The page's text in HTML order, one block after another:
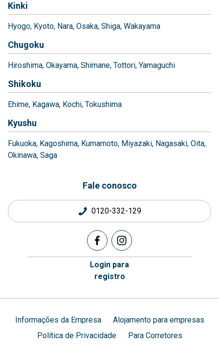
Kinki
Hyogo Kyoto Nara Osaka Shiga Wakayama
Chugoku
Hiroshima Okayama Shimane Tottori Yamaguchi
Shikoku
Ehime Kagawa Kochi Tokushima
Kyushu
Fukuoka Kagoshima Kumamoto Miyazaki Nagasaki Oita
Okinawa Saga
Fale conosco
0120-332-129
Login para
registro
Informações da Empresa
Alojamento para empresas
Política de Privacidade
Para Corretores